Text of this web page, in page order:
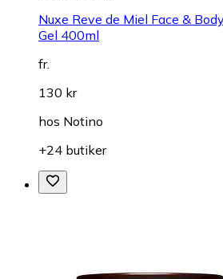
Nuxe Reve de Miel Face &
Gel 400ml
fr.
130 kr
hos Notino
+24 butiker